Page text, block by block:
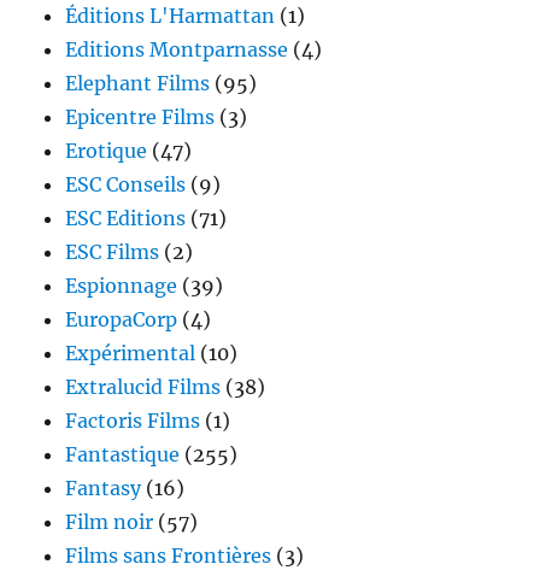
Éditions L'Harmattan (1)
Editions Montparnasse (4)
Elephant Films (95)
Epicentre Films (3)
Erotique (47)
ESC Conseils (9)
ESC Editions (71)
ESC Films (2)
Espionnage (39)
EuropaCorp (4)
Expérimental (10)
Extralucid Films (38)
Factoris Films (1)
Fantastique (255)
Fantasy(16)
Film noir (57)
Films sans Frontières (3)